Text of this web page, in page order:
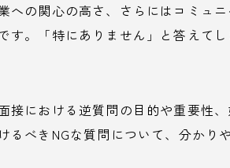
への関心の高さ、さらにはコミュ
す。「特にありません」と答えて
接における逆質問の目的や重要性
るべきNGな質問について、分かり